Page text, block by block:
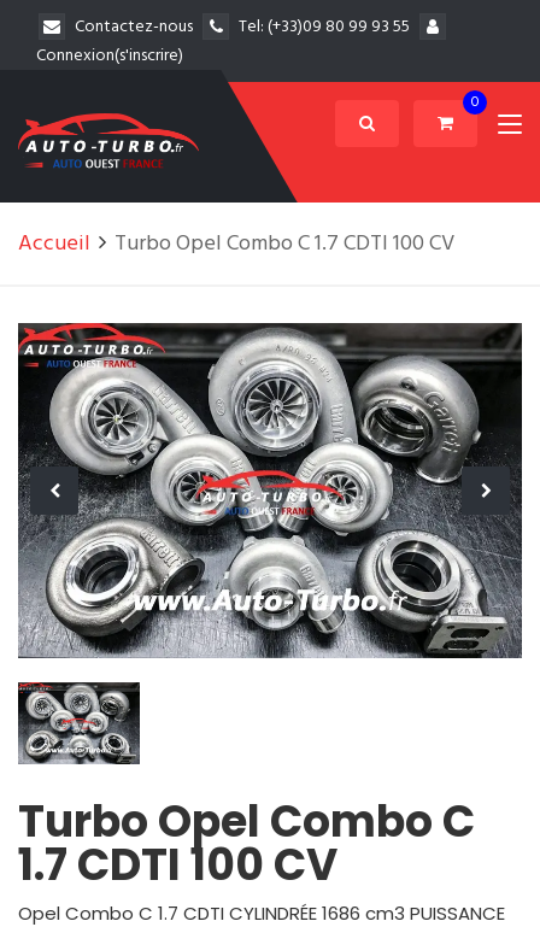
Contactez-nous Tel:(+33)09 80 99 93 55
Connexion(s'inscrire)
0
Accueil Turbo Opel Combo C 1.7 CDTI 100 CV
Turbo Opel Combo C
1.7 CDTI 100 CV
Opel Combo C 1.7 CDTI CYLINDRÉE 1686 cm3 PUISSANCE